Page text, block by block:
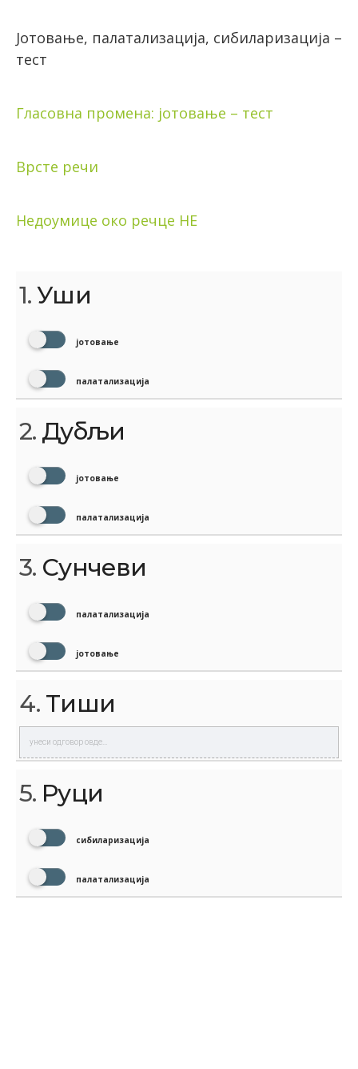
Јотовање, палатализација, сибиларизација –
тест
Гласовна промена: јотовање – тест
Врсте речи
Недоумице око речце НЕ
1.Уши
јотовање
палатализација
2. Дубљи
јотовање
палатализација
3. Сунчеви
палатализација
јотовање
4. Тиши
5. Руци
сибиларизација
палатализација